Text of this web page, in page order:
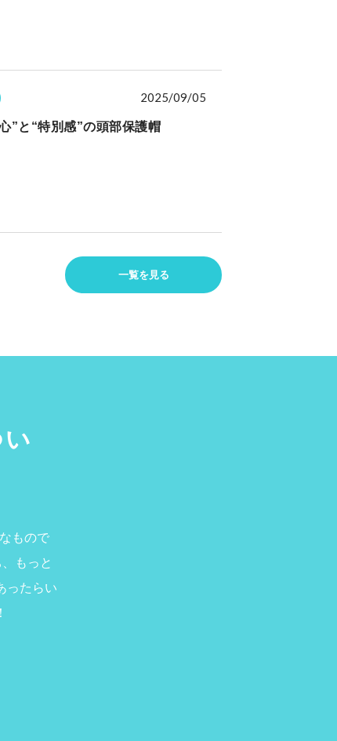
2025/09/05
”と“特別感”の頭部保護帽
一覧を見る
もので
もっと
ったらい